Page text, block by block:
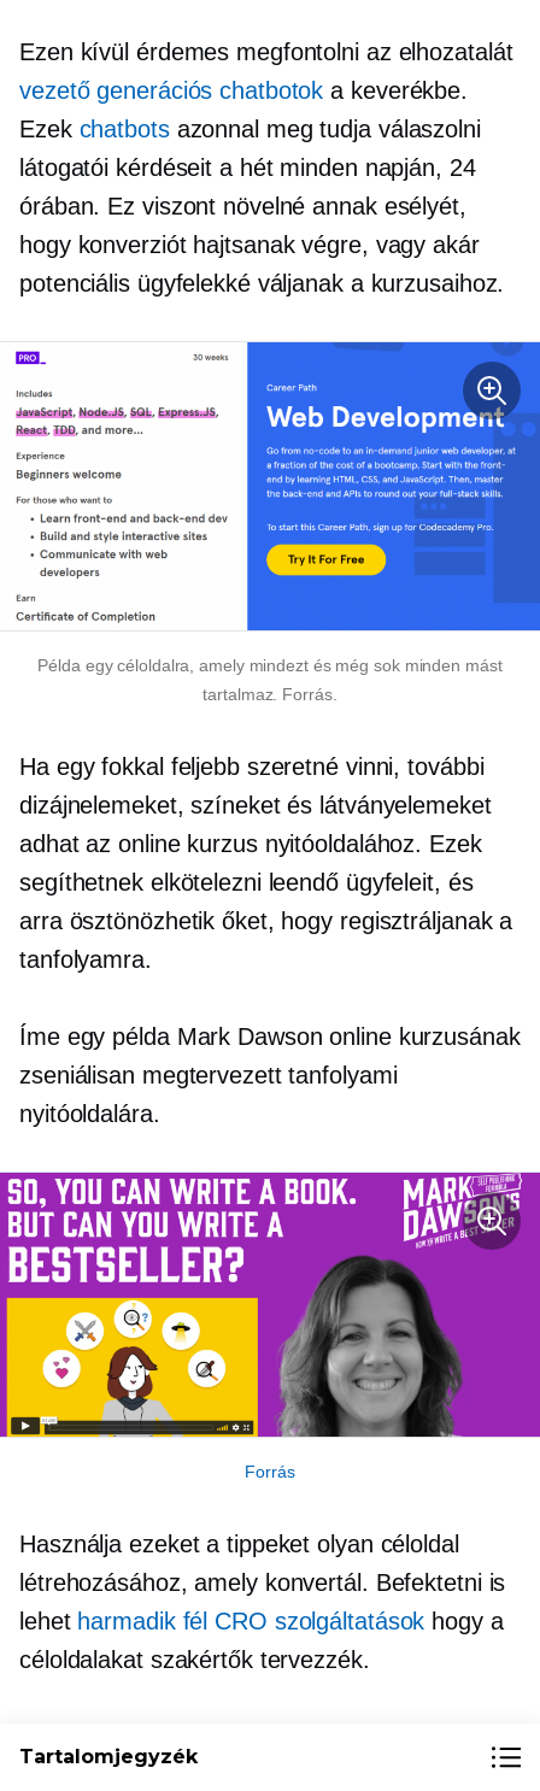
Ezen kívül érdemes megfontolni az elhozatalát
vezető generációs chatbotok a keverékbe.
Ezek chatbotsazonnal meg tudja válaszolni
látogatói kérdéseit a hét minden napján, 24
órában. Ez viszont növelné annak esélyét,
hogy konverziót hajtsanak végre, vagy akár
potenciális ügyfelekké váljanak a kurzusaihoz.
Példa egy céloldalra, amely mindezt és még sok minden mást
tartalmaz. Forrás.
Ha egy fokkal feljebb szeretné vinni, további
dizájnelemeket, színeket és látványelemeket
adhat az online kurzus nyitóoldalához. Ezek
segíthetnek elkötelezni leendő ügyfeleit, és
arra ösztönözhetik őket, hogy regisztráljanak a
tanfolyamra.
Íme egy példa Mark Dawson online kurzusának
zseniálisan megtervezett tanfolyami
nyitóoldalára.
Forrás
Használja ezeket a tippeket olyan céloldal
létrehozásához, amely konvertál. Befektetni is
lehet harmadik fél CRO szolgáltatások hogy a
céloldalakat szakértők tervezzék.
bármilyen építővel létrehozhatja, szüksége lesz
Tartalomjegyzék